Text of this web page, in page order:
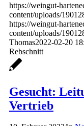
https://weingut-
content/uploads/
https://weingut-
content/uploads/
Thomas2022-02-20
Rebschnitt
Gesucht:
Vertrieb